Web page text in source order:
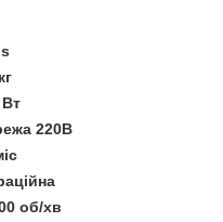
Вт
220В
об/хв